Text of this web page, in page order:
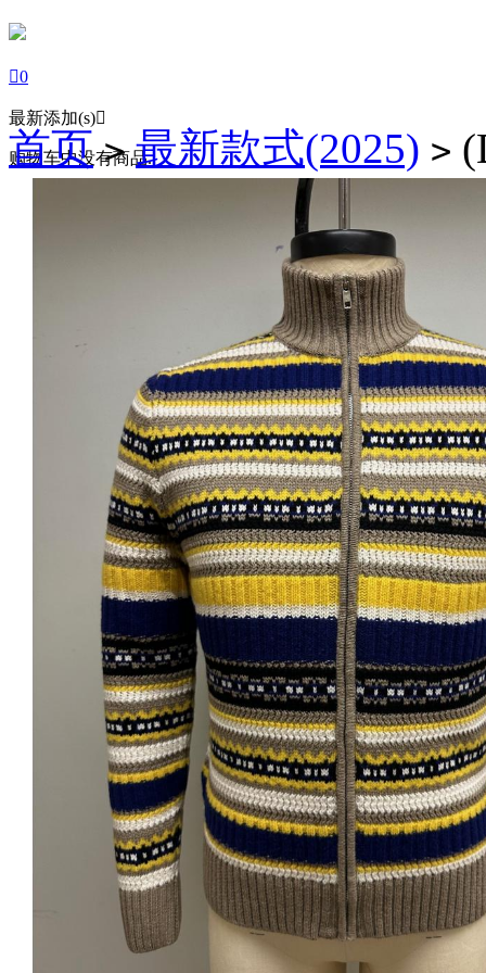
0
最新添加(s)
购物车中没有商品.
 
潮流服饰
时尚男装
时尚女装
时尚女装(show)
最新款式(2025)
公司介绍
新闻中心
首页 > 最新款式(2025) >